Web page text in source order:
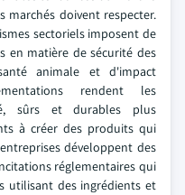
marchés doivent respecter.
sectoriels imposent de
en matière de sécurité des
animale et d'impact
rendent les
sûrs et durables plus
à créer des produits qui
développent des
réglementaires qui
utilisant des ingrédients et